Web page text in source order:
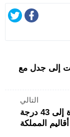
إلى جدل مع
التالي
موجة حر استثنائية ترفع درجات الحرارة إلى 43 درجة
المملكة